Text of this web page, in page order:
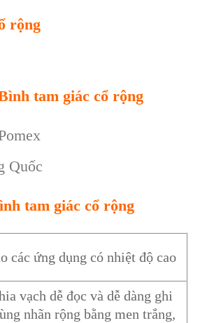
rộng
tam giác cổ rộng
Quốc
tam giác cổ rộng
các ứng dụng có nhiệt độ cao
vạch dễ đọc và dễ dàng ghi
nhãn rộng bằng men trắng,